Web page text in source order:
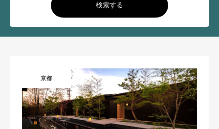
検索する
京都